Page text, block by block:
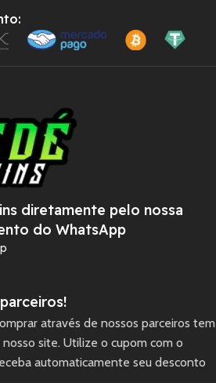
diretamente pelo nossa
do WhatsApp
através de nossos parceiros tem
site. Utilize o cupom com o
automaticamente seu desconto